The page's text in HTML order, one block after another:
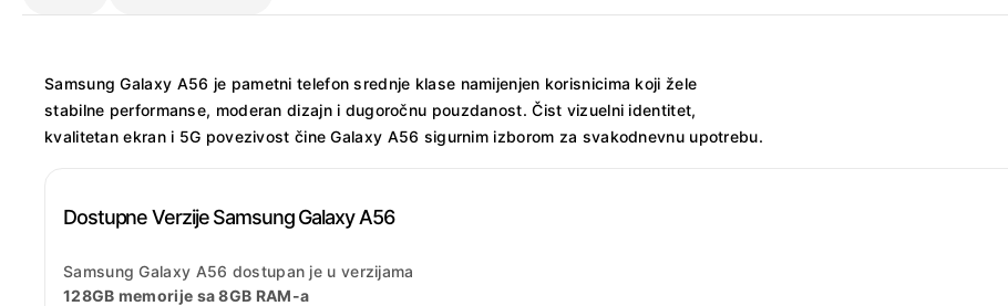
Samsung Galaxy A56 je pametni telefon srednje klase namijenjen korisnicima koji žele
stabilne performanse, moderan dizajn i dugoročnu pouzdanost. Čist vizuelni identitet,
kvalitetan ekran i 5G povezivost čine Galaxy A56 sigurnim izborom za svakodnevnu upotrebu.
Dostupne Verzije Samsung Galaxy A56
Samsung Galaxy A56 dostupan je u verzijama
128GB memorije sa 8GB RAM-a